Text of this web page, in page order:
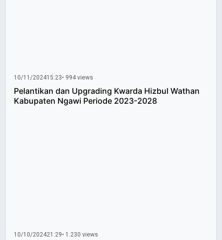
10/11/202415:23• 994 views
Pelantikan dan Upgrading Kwarda Hizbul Wathan
Kabupaten Ngawi Periode 2023-2028
10/10/202421:29• 1.230 views